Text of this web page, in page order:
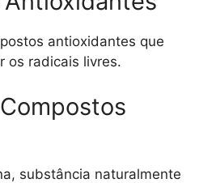
antioxidantes que
os radicais livres.
substância naturalmente